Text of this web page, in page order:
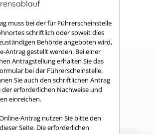
muss bei der für Führerscheinstelle
schriftlich oder soweit dies
Behörde angeboten wird,
Antrag gestellt werden. Bei einer
Antragstellung erhalten Sie das
bei der Führerscheinstelle.
Sie auch den schriftlichen Antrag
der erforderlichen Nachweise und
einreichen.
Antrag nutzen Sie bitte den
Seite. Die erforderlichen